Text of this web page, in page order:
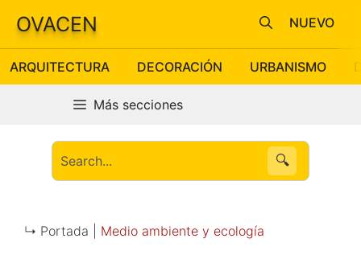
Saltar
contenido
OVACEN
ARQUITECTURA DECORACIÓN URBANISMO
NUEVO
Más secciones
🔍
↳ Portada | Medio ambiente y ecología